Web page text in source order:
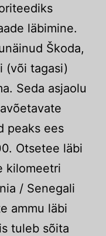
läbimine.
Škoda,
(või tagasi)
Seda asjaolu
peaks ees
Otsetee läbi
kilomeetri
/ Senegali
ammu läbi
tuleb sõita